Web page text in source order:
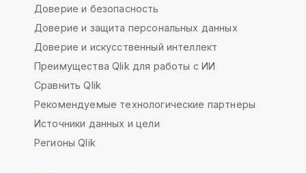
Доверие и безопасность
Доверие и защита персональных данных
Доверие и искусственный интеллект
Преимущества Qlik для работы с ИИ
Сравнить Qlik
Рекомендуемые технологические партнеры
Источники данных и цели
Регионы Qlik